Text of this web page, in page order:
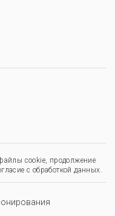
cookie, продолжение
с обработкой данных.